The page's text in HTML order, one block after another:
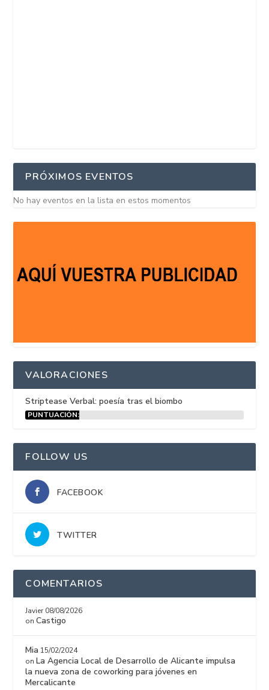
PRÓXIMOS EVENTOS
No hay eventos en la lista en estos momentos
VALORACIONES
Striptease Verbal: poesía tras el biombo
PUNTUACIÓN:
FOLLOW US
FACEBOOK
TWITTER
COMENTARIOS
Javier 08/08/2026
onCastigo
Mia 15/02/2024
onLa Agencia Local de Desarrollo de Alicante impulsa
la nueva zona de coworking para jóvenes en
Mercalicante